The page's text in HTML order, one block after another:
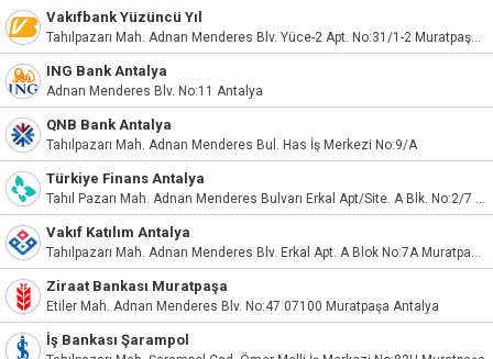
Vakıfbank Yüzüncü Yıl
Tahılpazarı Mah. Adnan Menderes Blv. Yüce-2 Apt. No:31/1-2 Muratpaşa/Antalya
ING Bank Antalya
Adnan Menderes Blv. No:11 Antalya
QNB Bank Antalya
Tahılpazarı Mah. Adnan Menderes Bul. Has İş Merkezi No:9/A
Türkiye Finans Antalya
Tahıl Pazarı Mah. Adnan Menderes Bulvarı Erkal Apt/Site. A Blk. No:2/7 Antalya
Vakıf Katılım Antalya
Tahılpazarı Mah. Adnan Menderes Blv. Erkal Apt. A Blok No:7A Muratpaşa/Antalya
Ziraat Bankası Muratpaşa
Etiler Mah. Adnan Menderes Blv. No:47 07100 Muratpaşa Antalya
İş Bankası Şarampol